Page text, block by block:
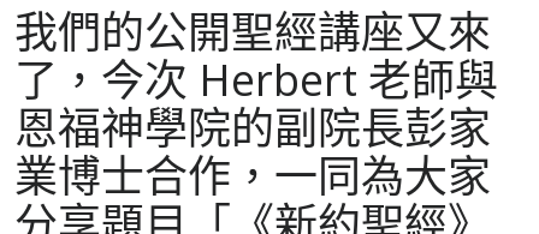
我們的公開聖經講座又來
了，今次 Herbert 老師與
恩福神學院的副院長彭家
業博士合作，一同為大家